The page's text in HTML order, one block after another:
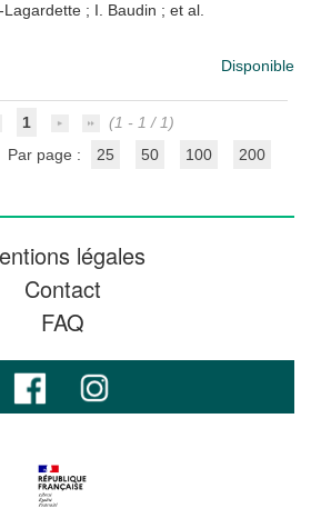
Lagardette ; I. Baudin ; et al.
Disponible
1
(1 - 1 / 1)
Par page :
25 50 100 200
légales
Contact
FAQ